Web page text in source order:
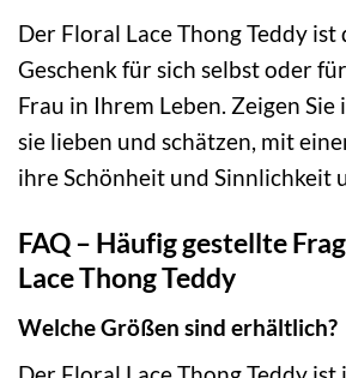
Der Floral Lace Thong Teddy ist
Geschenk für sich selbst oder
Frau in Ihrem Leben. Zeigen Sie
sie lieben und schätzen, mit
ihre Schönheit und Sinnlichkeit
FAQ – Häufig gestellte
Lace Thong Teddy
Welche Größen sind erhältlich?